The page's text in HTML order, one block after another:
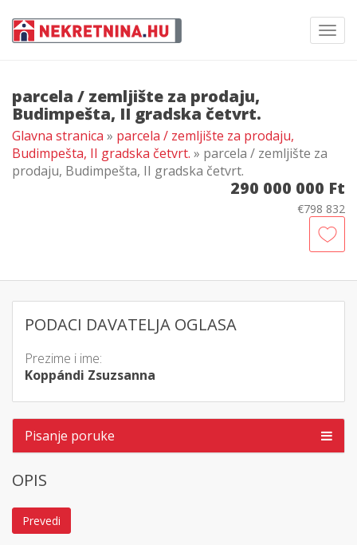
parcela / zemljište za prodaju,
Budimpešta, II gradska četvrt.
Glavna stranica » parcela / zemljište za prodaju,
Budimpešta, II gradska četvrt. » parcela / zemljište za
prodaju, Budimpešta, II gradska četvrt.
290 000 000 Ft
€798 832
PODACI DAVATELJA OGLASA
Prezime i ime:
Koppándi Zsuzsanna
Pisanje poruke
OPIS
Prevedi